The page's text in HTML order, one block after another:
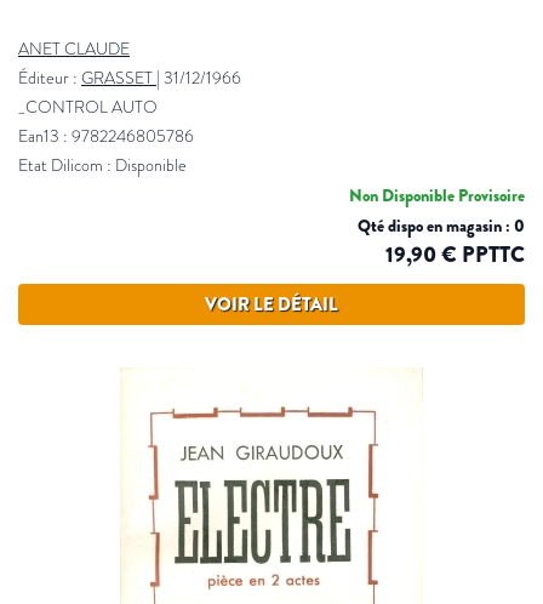
ANET CLAUDE
Éditeur : GRASSET 31/12/1966
_CONTROL AUTO
Ean13 : 9782246805786
Etat Dilicom : Disponible
Non Disponible Provisoire
Qté dispo en magasin : 0
19,90 € PPTTC
VOIR LE DÉTAIL